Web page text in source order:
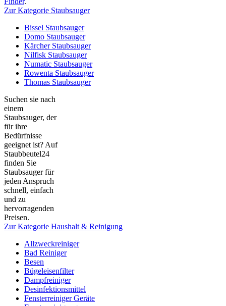
Zur Kategorie Staubsauger
Bissel Staubsauger
Domo Staubsauger
Kärcher Staubsauger
Nilfisk Staubsauger
Numatic Staubsauger
Rowenta Staubsauger
Thomas Staubsauger
Suchen sie nach
einem
Staubsauger, der
für ihre
Bedürfnisse
geeignet ist? Auf
Staubbeutel24
finden Sie
Staubsauger für
jeden Anspruch
schnell, einfach
und zu
hervorragenden
Preisen.
Zur Kategorie Haushalt & Reinigung
Allzweckreiniger
Bad Reiniger
Besen
Bügeleisenfilter
Dampfreiniger
Desinfektionsmittel
Fensterreiniger Geräte